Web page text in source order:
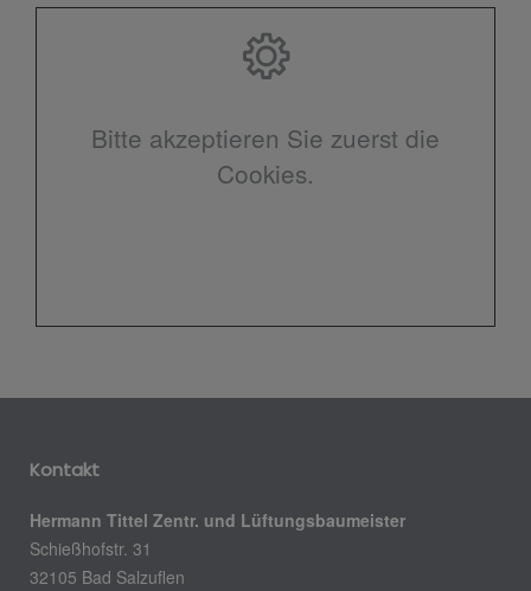
Bitte akzeptieren Sie zuerst die
Cookies.
Kontakt
Hermann Tittel Zentr. und Lüftungsbaumeister
Schießhofstr. 31
32105 Bad Salzuflen